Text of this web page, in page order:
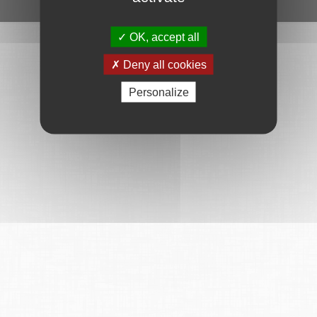
OK, accept all
Deny all cookies
Personalize
Ce service est proposé par